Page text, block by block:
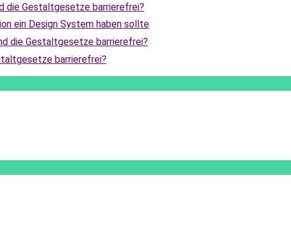
die Gestaltgesetze barrierefrei?
ein Design System haben sollte
die Gestaltgesetze barrierefrei?
barrierefrei?